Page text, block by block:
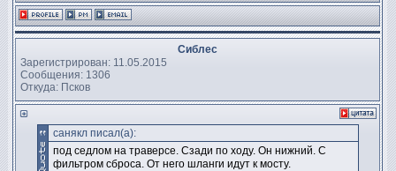
Сиблес
Зарегистрирован: 11.05.2015
Сообщения: 1306
Откуда: Псков
санякл писал(а):
под седлом на траверсе. Сзади по ходу. Он нижний. С
фильтром сброса. От него шланги идут к мосту.